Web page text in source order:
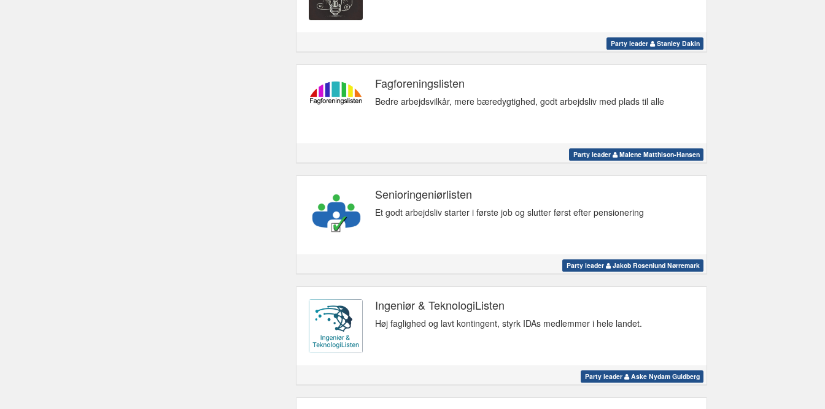
Party leader Stanley Dakin
Fagforeningslisten
Bedre arbejdsvilkår, mere bæredygtighed, godt arbejdsliv med plads til alle
Party leader Malene Matthison-Hansen
Senioringeniørlisten
Et godt arbejdsliv starter i første job og slutter først efter pensionering
Party leader Jakob Rosenlund Nørremark
Ingeniør & TeknologiListen
Høj faglighed og lavt kontingent, styrk IDAs medlemmer i hele landet.
Party leader Aske Nydam Guldberg